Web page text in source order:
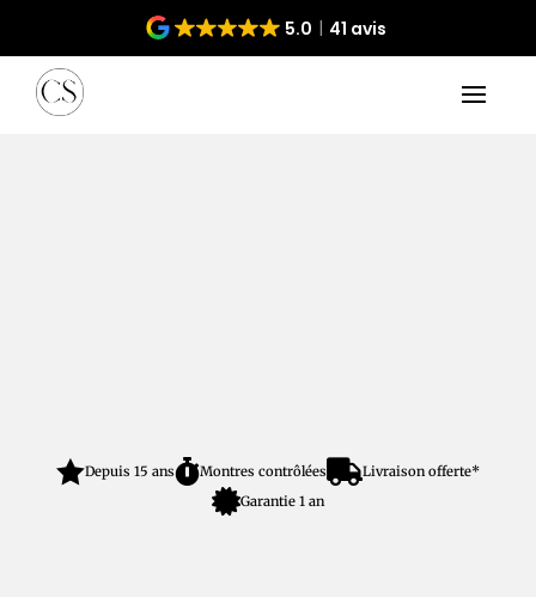
5.0 41 avis
Depuis 15 ansMontres contrôléesLivraison offerte*
Garantie 1 an